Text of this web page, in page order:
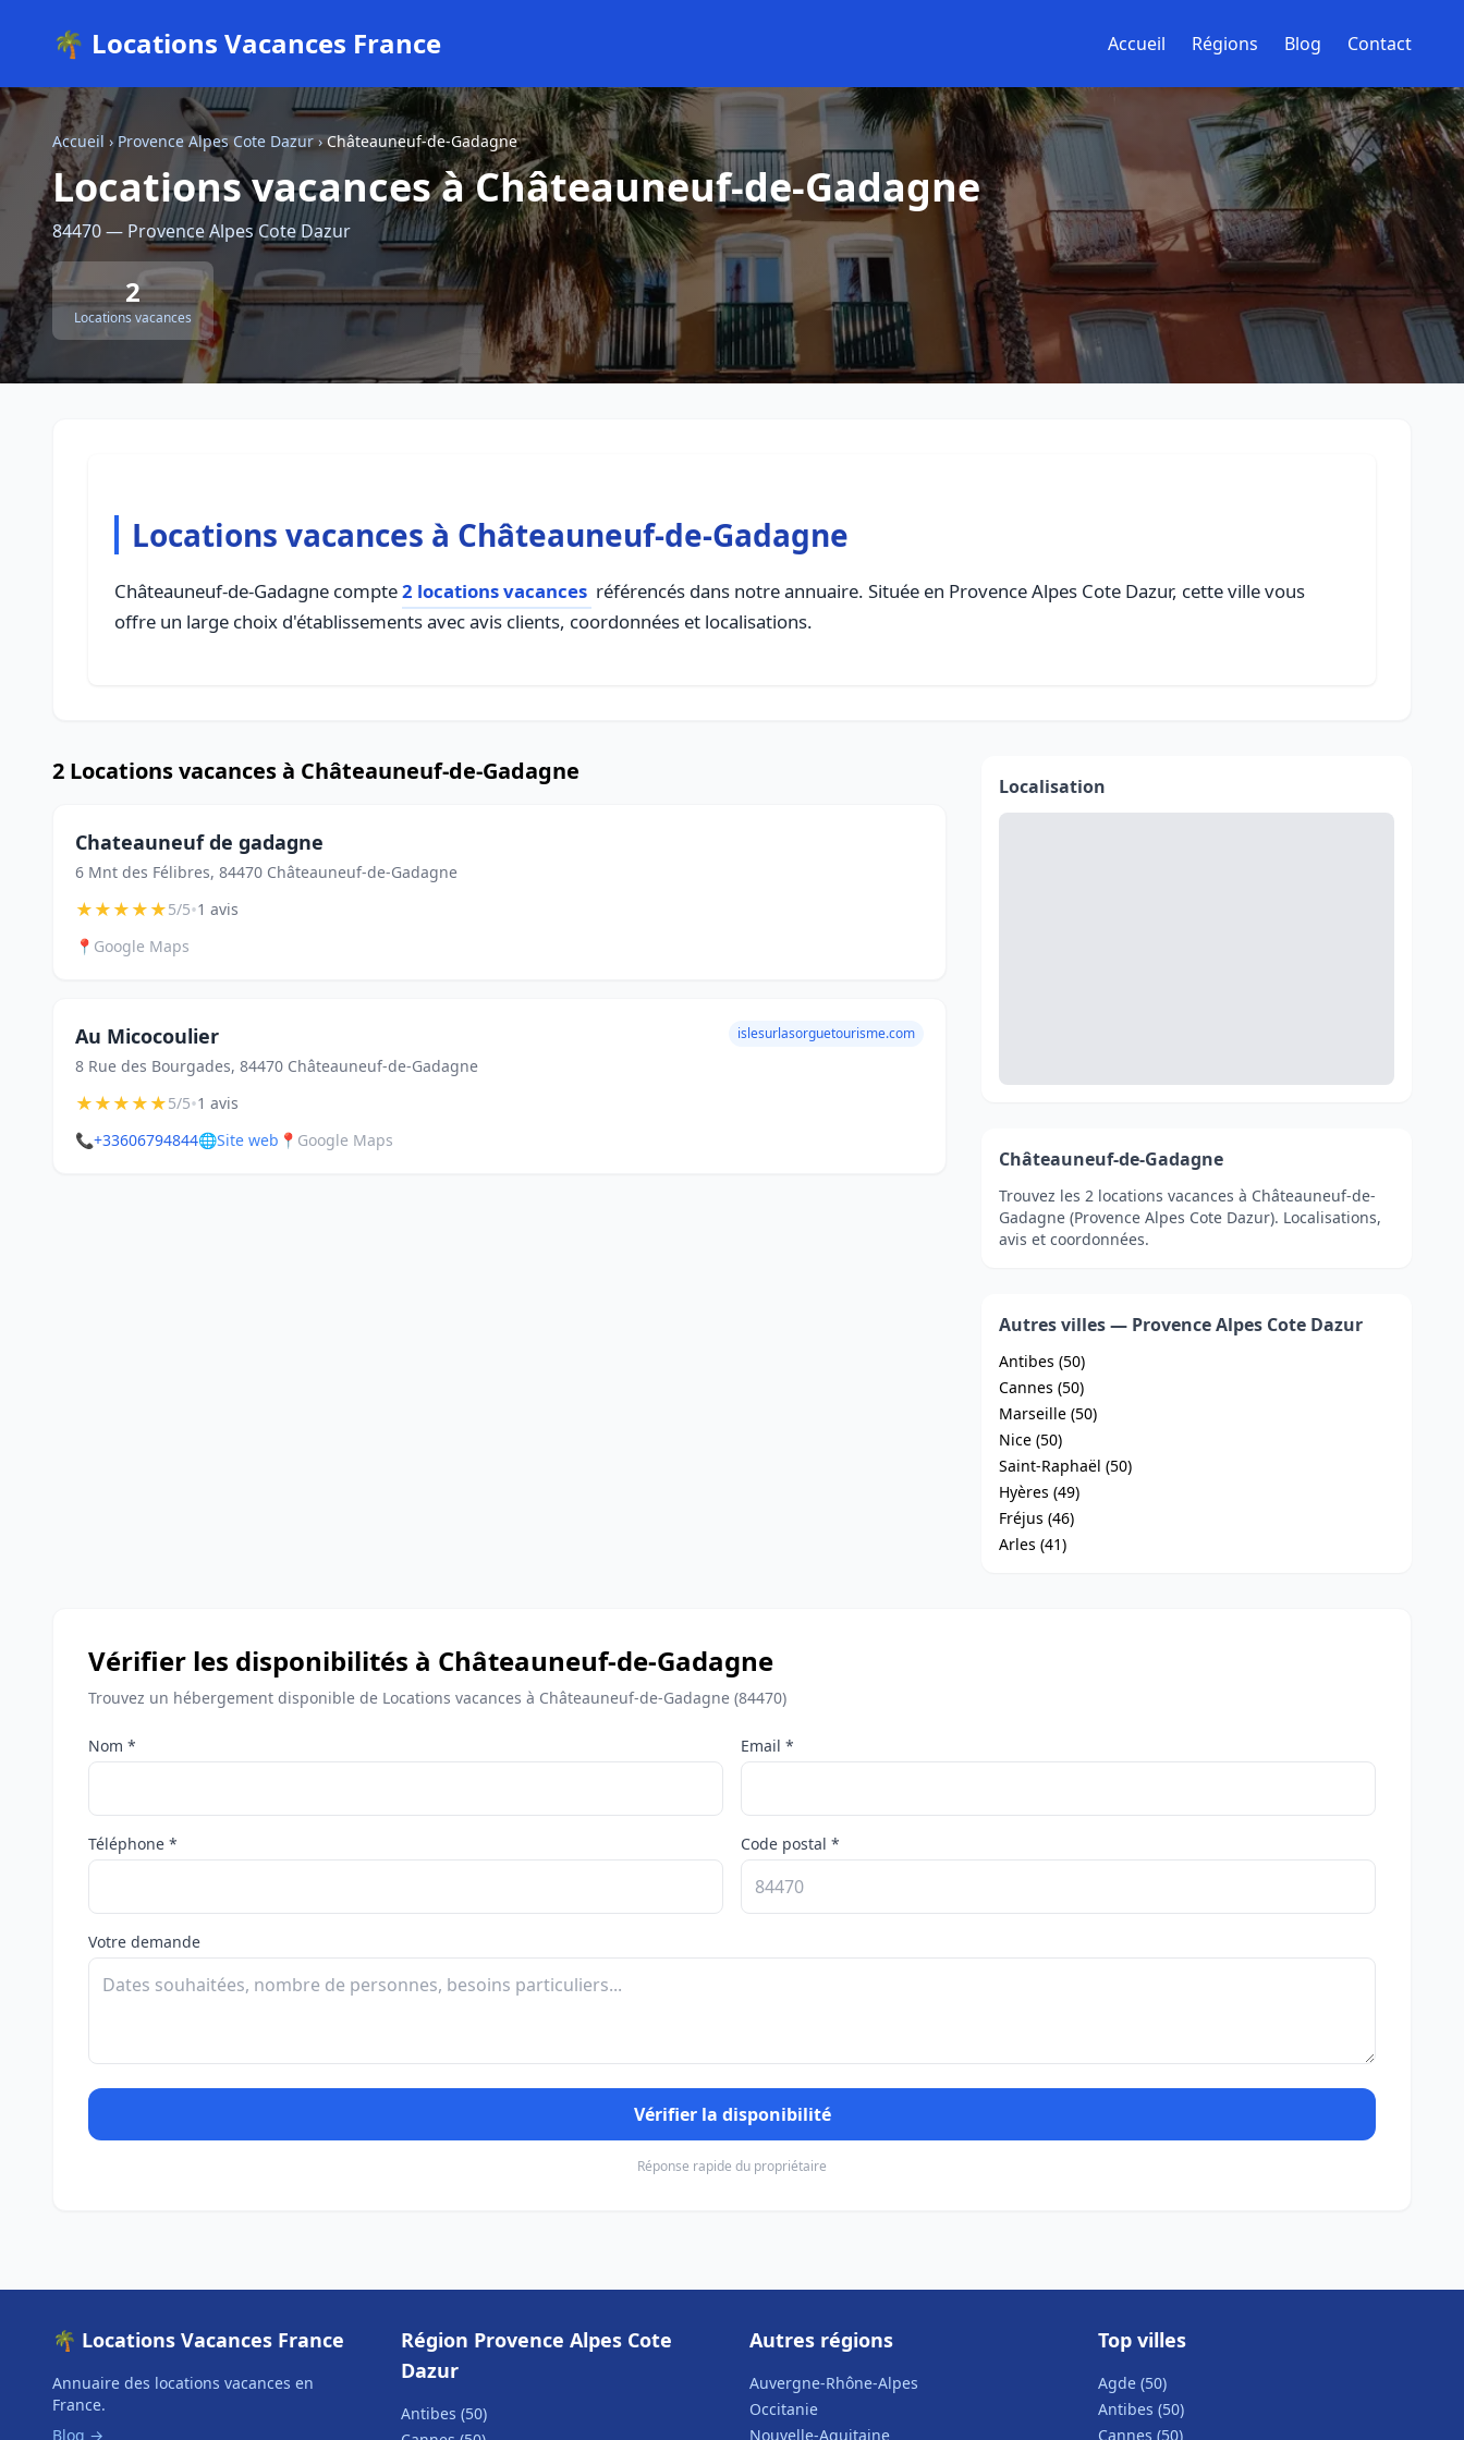
🌴 Locations Vacances France Accueil Régions Blog Contact
Accueil › Provence Alpes Cote Dazur›Châteauneuf-de-Gadagne
Locations vacances à Châteauneuf-de-Gadagne
84470 — Provence Alpes Cote Dazur
2
Locations vacances
Locations vacances à Châteauneuf-de-Gadagne
Châteauneuf-de-Gadagne compte2 locations vacances référencés dans notre annuaire. Située en Provence Alpes Cote Dazur, cette ville vous
offre un large choix d'établissements avec avis clients, coordonnées et localisations.
2 Locations vacances à Châteauneuf-de-Gadagne
Chateauneuf de gadagne
6 Mnt des Félibres, 84470 Châteauneuf-de-Gadagne
★★★★★5/5•1 avis
📍 Google Maps
Au Micocoulier
8 Rue des Bourgades, 84470 Châteauneuf-de-Gadagne
islesurlasorguetourisme.com
★★★★★5/5•1 avis
📞+33606794844🌐Site web 📍 Google Maps
Localisation
Châteauneuf-de-Gadagne
Trouvez les 2 locations vacances à Châteauneuf-de-
Gadagne (Provence Alpes Cote Dazur). Localisations,
avis et coordonnées.
Autres villes — Provence Alpes Cote Dazur
Antibes (50)
Cannes (50)
Marseille (50)
Nice (50)
Saint-Raphaël (50)
Hyères (49)
Fréjus (46)
Arles (41)
Vérifier les disponibilités à Châteauneuf-de-Gadagne
Trouvez un hébergement disponible de Locations vacances à Châteauneuf-de-Gadagne (84470)
Nom * Email *
Téléphone * Code postal *
Votre demande
Vérifier la disponibilité
Réponse rapide du propriétaire
🌴 Locations Vacances France
Annuaire des locations vacances en
France.
Blog →
Région Provence Alpes Cote
Dazur
Antibes (50)
Autres régions
Auvergne-Rhône-Alpes
Occitanie
Nouvelle-Aquitaine
Top villes
Agde (50)
Antibes (50)
Cannes (50)